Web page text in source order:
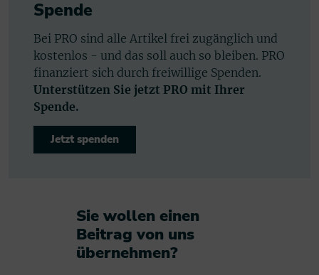
Spende
Bei PRO sind alle Artikel frei zugänglich und
kostenlos - und das soll auch so bleiben. PRO
finanziert sich durch freiwillige Spenden.
Unterstützen Sie jetzt PRO mit Ihrer
Spende.
Jetzt spenden
Sie wollen einen
Beitrag von uns
übernehmen?​